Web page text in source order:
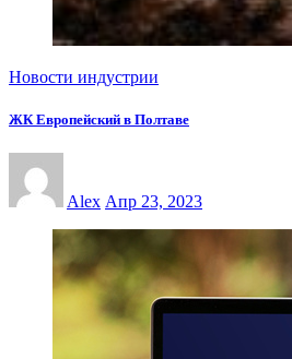
Новости индустрии
ЖК Европейский в Полтаве
Alex Апр 23, 2023